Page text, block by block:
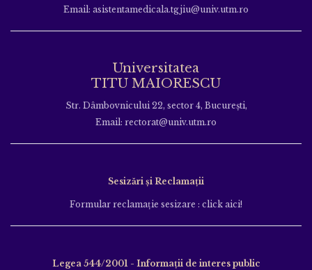
Email: asistentamedicala.tgjiu@univ.utm.ro
Universitatea
TITU MAIORESCU
Str. Dâmbovnicului 22, sector 4, București,
Email: rectorat@univ.utm.ro
Sesizări și Reclamații
Formular reclamație sesizare : click aici!
Legea 544/2001 - Informații de interes public